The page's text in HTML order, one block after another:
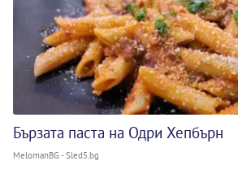
Бързата паста на Одри Хепбърн
MelomanBG - Sled5.bg